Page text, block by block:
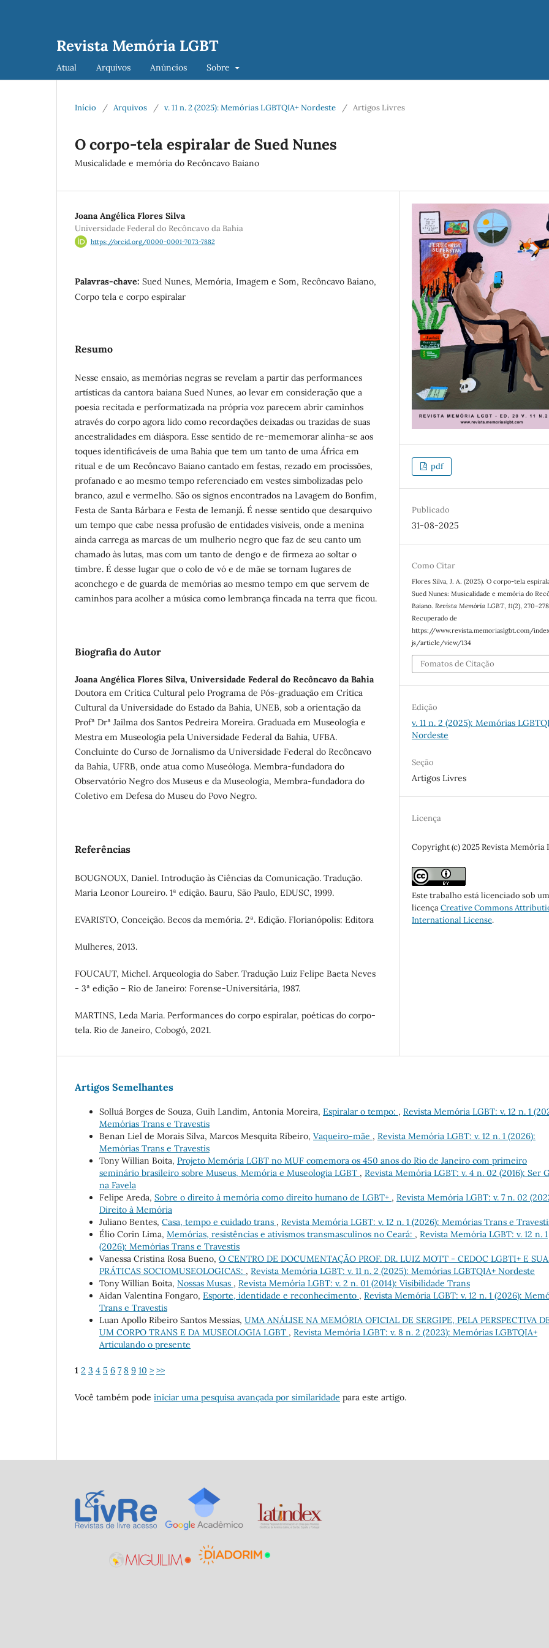
Revista Memória LGBT
Atual Arquivos Anúncios Sobre
Início / Arquivos / v. 11 n. 2 (2025): Memórias LGBTQIA+ Nordeste / Artigos Livres
O corpo-tela espiralar de Sued Nunes
Musicalidade e memória do Recôncavo Baiano
Joana Angélica Flores Silva
Universidade Federal do Recôncavo da Bahia
https://orcid.org/0000-0001-7073-7882
Palavras-chave: Sued Nunes, Memória, Imagem e Som, Recôncavo Baiano,
Corpo tela e corpo espiralar
Resumo
Nesse ensaio, as memórias negras se revelam a partir das performances
artísticas da cantora baiana Sued Nunes, ao levar em consideração que a
poesia recitada e performatizada na própria voz parecem abrir caminhos
através do corpo agora lido como recordações deixadas ou trazidas de suas
ancestralidades em diáspora. Esse sentido de re-mememorar alinha-se aos
toques identificáveis de uma Bahia que tem um tanto de uma África em
ritual e de um Recôncavo Baiano cantado em festas, rezado em procissões,
profanado e ao mesmo tempo referenciado em vestes simbolizadas pelo
branco, azul e vermelho. São os signos encontrados na Lavagem do Bonfim,
Festa de Santa Bárbara e Festa de Iemanjá. É nesse sentido que desarquivo
um tempo que cabe nessa profusão de entidades visíveis, onde a menina
ainda carrega as marcas de um mulherio negro que faz de seu canto um
chamado às lutas, mas com um tanto de dengo e de firmeza ao soltar o
timbre. É desse lugar que o colo de vó e de mãe se tornam lugares de
aconchego e de guarda de memórias ao mesmo tempo em que servem de
caminhos para acolher a música como lembrança fincada na terra que ficou.
Biografia do Autor
Joana Angélica Flores Silva, Universidade Federal do Recôncavo da Bahia
Doutora em Crítica Cultural pelo Programa de Pós-graduação em Crítica
Cultural da Universidade do Estado da Bahia, UNEB, sob a orientação da
Profª Drª Jailma dos Santos Pedreira Moreira. Graduada em Museologia e
Mestra em Museologia pela Universidade Federal da Bahia, UFBA.
Concluinte do Curso de Jornalismo da Universidade Federal do Recôncavo
da Bahia, UFRB, onde atua como Museóloga. Membra-fundadora do
Observatório Negro dos Museus e da Museologia, Membra-fundadora do
Coletivo em Defesa do Museu do Povo Negro.
Referências
BOUGNOUX, Daniel. Introdução às Ciências da Comunicação. Tradução.
Maria Leonor Loureiro. 1ª edição. Bauru, São Paulo, EDUSC, 1999.
EVARISTO, Conceição. Becos da memória. 2ª. Edição. Florianópolis: Editora
Mulheres, 2013.
FOUCAUT, Michel. Arqueologia do Saber. Tradução Luiz Felipe Baeta Neves
- 3ª edição – Rio de Janeiro: Forense-Universitária, 1987.
MARTINS, Leda Maria. Performances do corpo espiralar, poéticas do corpo-
tela. Rio de Janeiro, Cobogó, 2021.
pdf
Publicado
31-08-2025
Como Citar
Flores Silva, J. A. (2025). O corpo-tela
Sued Nunes: Musicalidade e memória do
Baiano. Revista Memória LGBT ,11(2), 270–278.
Recuperado de
https://www.revista.memoriaslgbt.com/
js/article/view/134
Fomatos de Citação
Edição
v. 11 n. 2 (2025): Memórias
Nordeste
Seção
Artigos Livres
Licença
Copyright (c) 2025 Revista Memória
Este trabalho está licenciado sob
licençaCreative Commons
International License.
Artigos Semelhantes
Solluá Borges de Souza, Guih Landim, Antonia Moreira, Espiralar o tempo: , Revista Memória LGBT: v. 12 n. 1
Memórias Trans e Travestis
Benan Liel de Morais Silva, Marcos Mesquita Ribeiro, Vaqueiro-mãe , Revista Memória LGBT: v. 12 n. 1 (2026):
Memórias Trans e Travestis
Tony Willian Boita, Projeto Memória LGBT no MUF comemora os 450 anos do Rio de Janeiro com primeiro
seminário brasileiro sobre Museus, Memória e Museologia LGBT , Revista Memória LGBT: v. 4 n. 02 (2016): Ser
na Favela
Felipe Areda, Sobre o direito à memória como direito humano de LGBT+ , Revista Memória LGBT: v. 7 n. 02
Direito à Memória
Juliano Bentes, Casa, tempo e cuidado trans , Revista Memória LGBT: v. 12 n. 1 (2026): Memórias Trans e
Élio Corin Lima, Memórias, resistências e ativismos transmasculinos no Ceará: , Revista Memória LGBT: v. 12 n. 1
(2026): Memórias Trans e Travestis
Vanessa Cristina Rosa Bueno, O CENTRO DE DOCUMENTAÇÃO PROF. DR. LUIZ MOTT - CEDOC LGBTI+ E
PRÁTICAS SOCIOMUSEOLOGICAS: , Revista Memória LGBT: v. 11 n. 2 (2025): Memórias LGBTQIA+ Nordeste
Tony Willian Boita, Nossas Musas , Revista Memória LGBT: v. 2 n. 01 (2014): Visibilidade Trans
Aidan Valentina Fongaro, Esporte, identidade e reconhecimento , Revista Memória LGBT: v. 12 n. 1 (2026):
Trans e Travestis
Luan Apollo Ribeiro Santos Messias, UMA ANÁLISE NA MEMÓRIA OFICIAL DE SERGIPE, PELA PERSPECTIVA
UM CORPO TRANS E DA MUSEOLOGIA LGBT , Revista Memória LGBT: v. 8 n. 2 (2023): Memórias LGBTQIA+
Articulando o presente
1 2 3 4 5 6 7 8 9 10 > >>
Você também pode iniciar uma pesquisa avançada por similaridade para este artigo.